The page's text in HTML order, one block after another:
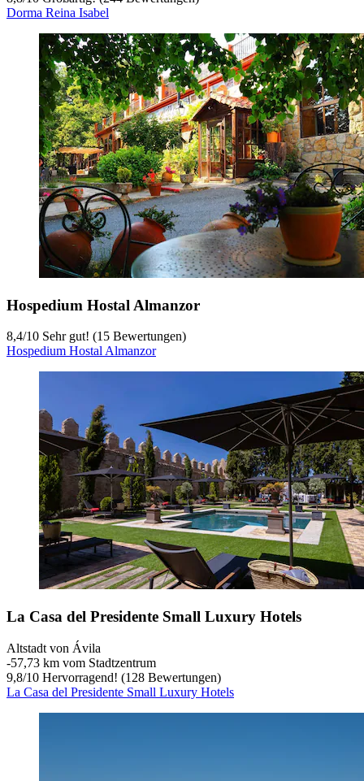
Dorma Reina Isabel
Hospedium Hostal Almanzor
8,4/10 Sehr gut! (15 Bewertungen)
Hospedium Hostal Almanzor
La Casa del Presidente Small Luxury Hotels
Altstadt von Ávila
‐57,73 km vom Stadtzentrum
9,8/10 Hervorragend! (128 Bewertungen)
La Casa del Presidente Small Luxury Hotels